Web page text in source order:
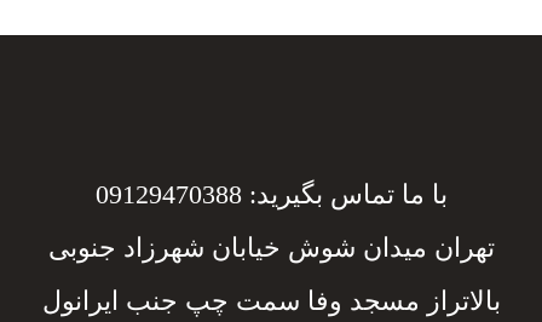
با ما تماس بگیرید: 09129470388
تهران میدان شوش خیابان شهرزاد جنوبی
بالاتراز مسجد وفا سمت چپ جنب ایرانول